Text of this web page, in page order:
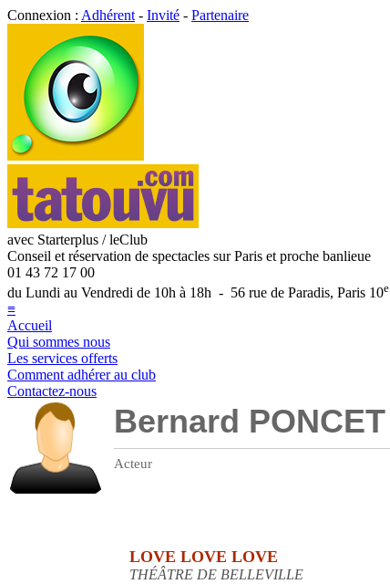
Connexion : Adhérent - Invité - Partenaire
avec Starterplus / leClub
Conseil et réservation de spectacles sur Paris et proche banlieue
01 43 72 17 00
du Lundi au Vendredi de 10h à 18h - 56 rue de Paradis, Paris 10e
≡
Accueil
Qui sommes nous
Les services offerts
Comment adhérer au club
Contactez-nous
Bernard PONCET
Acteur
LOVE LOVE LOVE
THÉÂTRE DE BELLEVILLE